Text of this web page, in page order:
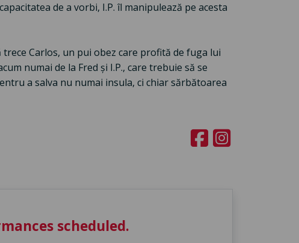
de a vorbi, I.P. îl manipulează pe acesta
Carlos, un pui obez care profită de fuga lui
numai de la Fred și I.P., care trebuie să se
a salva nu numai insula, ci chiar sărbătoarea
scheduled.